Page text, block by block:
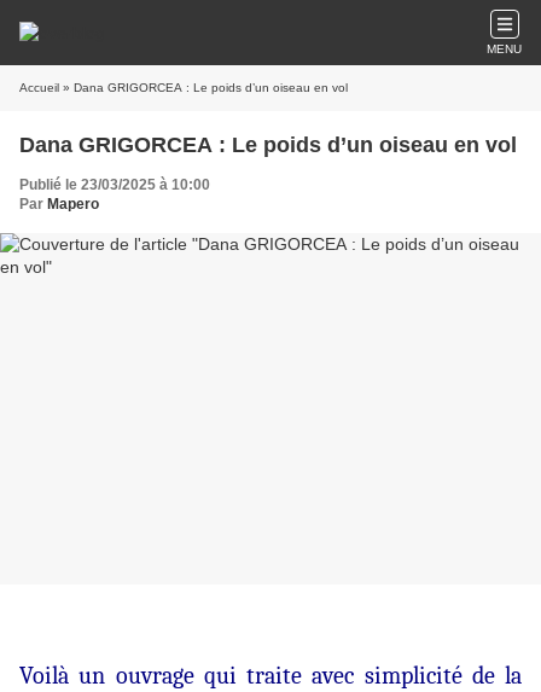
MENU
Accueil » Dana GRIGORCEA : Le poids d’un oiseau en vol
Dana GRIGORCEA : Le poids d’un oiseau en vol
Publié le 23/03/2025 à 10:00
Par Mapero
Voilà un ouvrage qui traite avec simplicité de la